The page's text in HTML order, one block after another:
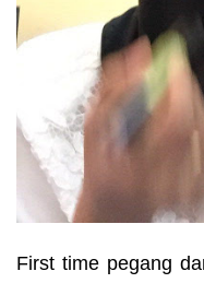
First time pegang